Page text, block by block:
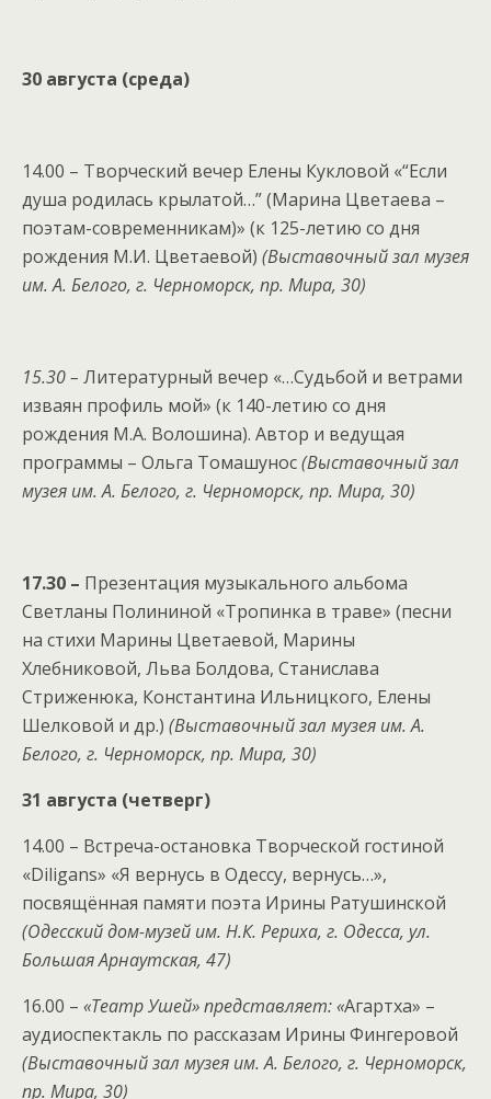
30 августа (среда)
14.00 – Творческий вечер Елены Кукловой «“Если
душа родилась крылатой…” (Марина Цветаева –
поэтам-современникам)» (к 125-летию со дня
рождения М.И. Цветаевой) (Выставочный зал музея
им. А. Белого, г. Черноморск, пр. Мира, 30)
15.30 – Литературный вечер «…Судьбой и ветрами
изваян профиль мой» (к 140-летию со дня
рождения М.А. Волошина). Автор и ведущая
программы – Ольга Томашунос(Выставочный зал
музея им. А. Белого, г. Черноморск, пр. Мира, 30)
17.30 – Презентация музыкального альбома
Светланы Полининой «Тропинка в траве» (песни
на стихи Марины Цветаевой, Марины
Хлебниковой, Льва Болдова, Станислава
Стриженюка, Константина Ильницкого, Елены
Шелковой и др.) (Выставочный зал музея им. А.
Белого, г. Черноморск, пр. Мира, 30)
31 августа (четверг)
14.00 – Встреча-остановка Творческой гостиной
«Diligans» «Я вернусь в Одессу, вернусь…»,
посвящённая памяти поэта Ирины Ратушинской
(Одесский дом-музей им. Н.К. Рериха, г. Одесса, ул.
Большая Арнаутская, 47)
16.00 – «Театр Ушей» представляет: «Агартха» –
аудиоспектакль по рассказам Ирины Фингеровой
(Выставочный зал музея им.А. Белого, г. Черноморск,
пр. Мира, 30)